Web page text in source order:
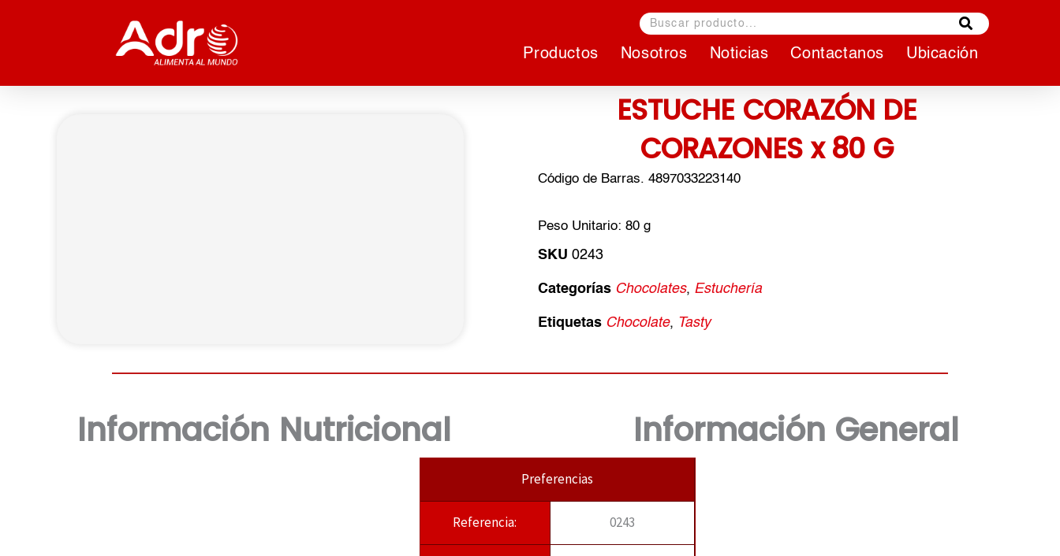
Buscar
Productos Nosotros Noticias Contactanos Ubicación
ESTUCHE CORAZÓN DE
CORAZONES x 80 G
Código de Barras. 4897033223140
Peso Unitario: 80 g
SKU 0243
Categorías Chocolates, Estuchería
Etiquetas Chocolate, Tasty
Información Nutricional Información General
Preferencias
Referencia: 0243